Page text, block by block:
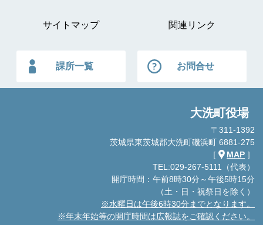
サイトマップ 関連リンク
課所一覧 お問合せ
大洗町役場
〒311-1392
茨城県東茨城郡大洗町磯浜町 6881-275
［
MAP ］
TEL:029-267-5111（代表）
開庁時間：午前8時30分～午後5時15分
（土・日・祝祭日を除く）
※水曜日は午後6時30分までとなります。
※年末年始等の開庁時間は広報誌をご確認ください。